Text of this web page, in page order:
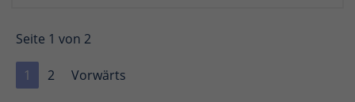
Seite 1 von 2
1 2 Vorwärts